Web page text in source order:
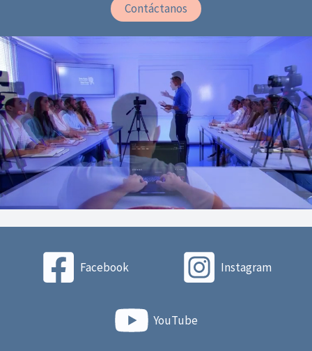
Contáctanos
Facebook Instagram
YouTube